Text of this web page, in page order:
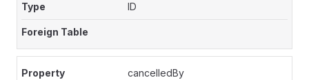
ID
cancelledBy